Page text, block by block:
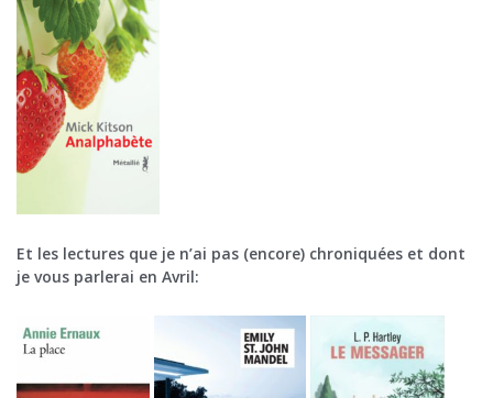
Et les lectures que je n’ai pas (encore) chroniquées et dont
je vous parlerai en Avril: